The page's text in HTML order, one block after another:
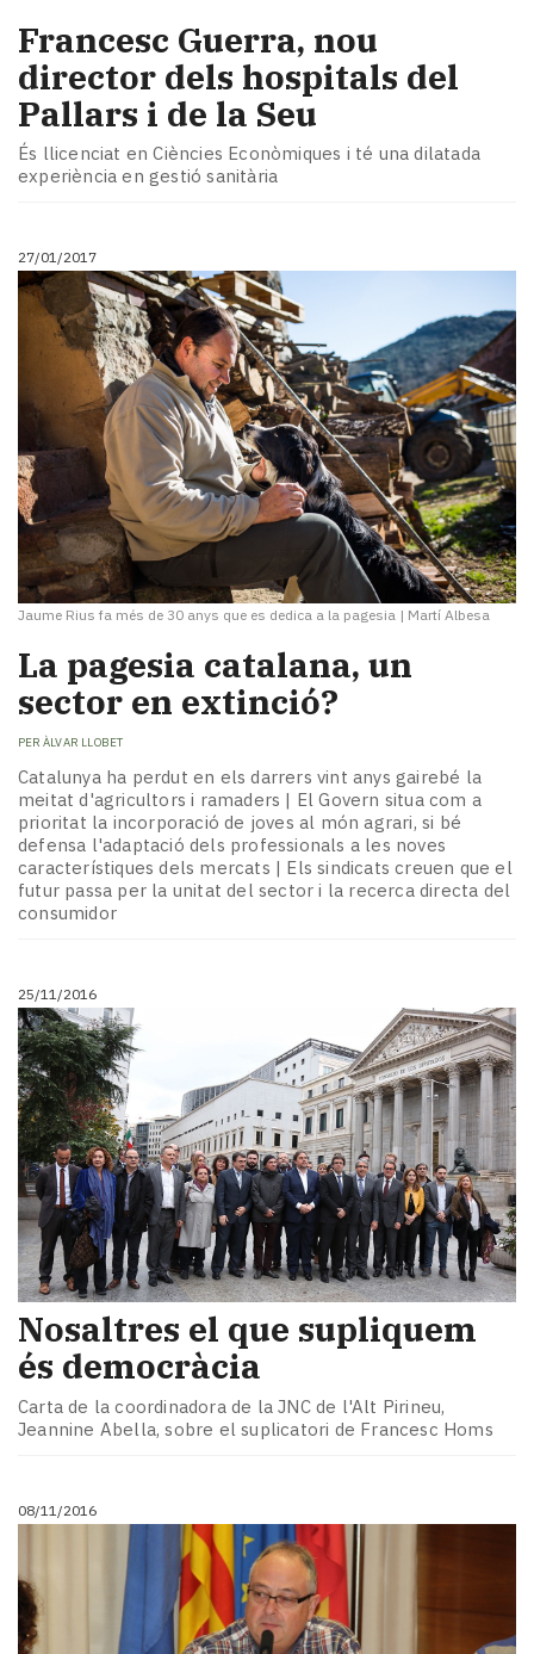
​Francesc Guerra, nou
director dels hospitals del
Pallars i de la Seu
És llicenciat en Ciències Econòmiques i té una dilatada
experiència en gestió sanitària
27/01/2017
Jaume Rius fa més de 30 anys que es dedica a la pagesia | Martí Albesa
La pagesia catalana, un
sector en extinció?
PER ÀLVAR LLOBET
Catalunya ha perdut en els darrers vint anys gairebé la
meitat d'agricultors i ramaders | El Govern situa com a
prioritat la incorporació de joves al món agrari, si bé
defensa l'adaptació dels professionals a les noves
característiques dels mercats | Els sindicats creuen que el
futur passa per la unitat del sector i la recerca directa del
consumidor
25/11/2016
Nosaltres el que supliquem
és democràcia
Carta de la coordinadora de la JNC de l'Alt Pirineu,
Jeannine Abella, sobre el suplicatori de Francesc Homs
08/11/2016